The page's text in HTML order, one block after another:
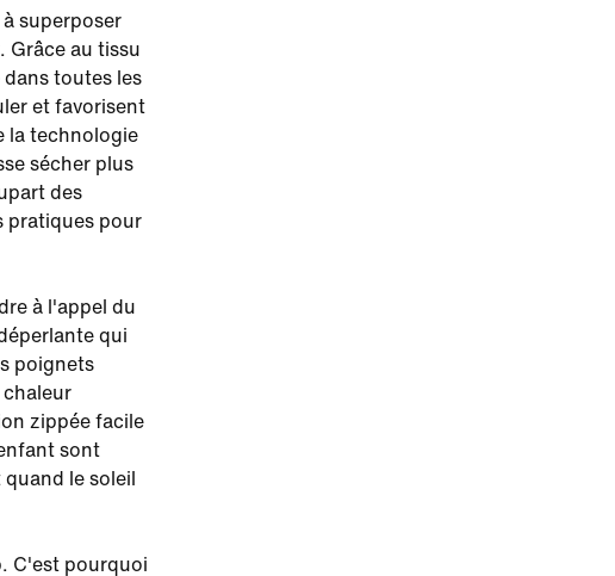
superposer
Grâce au tissu
toutes les
et favorisent
la technologie
sécher plus
des
pratiques pour
à l'appel du
qui
poignets
zippée facile
sont
le soleil
C'est pourquoi